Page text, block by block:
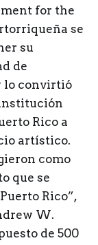
for the
se
su
de
lo convirtió
Rico a
artístico.
como
que se
Rico”,
W.
de 500